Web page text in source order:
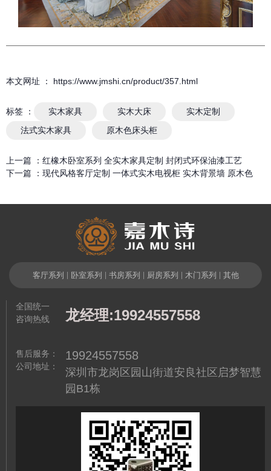
本文网址 ： https://www.jmshi.cn/product/357.html
标签 ： 实木家具 实木大床
实木定制
法式实木家具
原木色床头柜
上一篇 ： 红橡木卧室系列 全实木家具定制 封闭式环保油漆工艺
下一篇 ： 现代风格客厅定制 一体式实木电视柜 实木背景墙 原木色
灰实木橱柜 全屋定制实木家具 实木阳台柜 原木色实木家具
客厅系列 | 卧室系列 | 书房系列 | 厨房系列 | 木门系列 | 其他
全国统一
咨询热线
售后服务：
公司地址：
龙经理:19924557558
19924557558
深圳市龙岗区园山街道安良社区启梦智慧
园B1栋